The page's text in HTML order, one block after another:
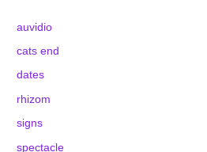
auvidio
cats end
dates
rhizom
signs
spectacle